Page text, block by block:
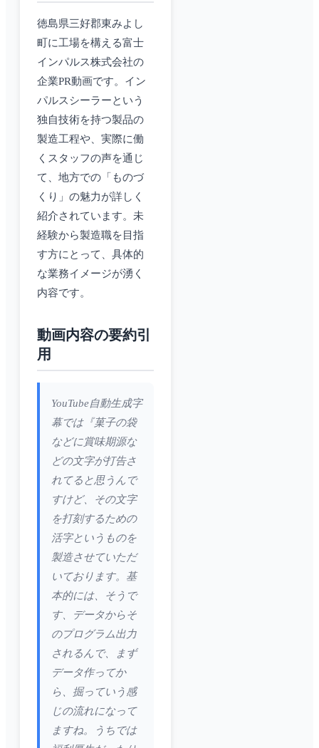
徳島県三好郡東みよし
町に工場を構える富士
インパルス株式会社の
企業PR動画です。イン
パルスシーラーという
独自技術を持つ製品の
製造工程や、実際に働
くスタッフの声を通じ
て、地方での「ものづ
くり」の魅力が詳しく
紹介されています。未
経験から製造職を目指
す方にとって、具体的
な業務イメージが湧く
内容です。
動画内容の要約引
用
YouTube自動生成字
幕では『菓子の袋
などに賞味期源な
どの文字が打告さ
れてると思うんで
すけど、その文字
を打刻するための
活字というものを
製造させていただ
いております。基
本的には、そうで
す、データからそ
のプログラム出力
されるんで、まず
データ作ってか
ら、掘っていう感
じの流れになって
ますね。うちでは